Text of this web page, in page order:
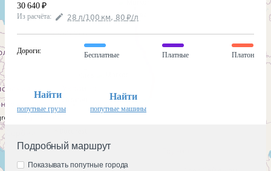
30 640 ₽
Из расчёта: 28 л/100 км, 80 ₽/л
Дороги:
Бесплатные Платные Платон
Найти
попутные грузы
Найти
попутные машины
Подробный маршрут
Показывать попутные города